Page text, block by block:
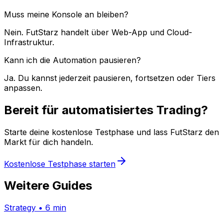
Muss meine Konsole an bleiben?
Nein. FutStarz handelt über Web-App und Cloud-
Infrastruktur.
Kann ich die Automation pausieren?
Ja. Du kannst jederzeit pausieren, fortsetzen oder Tiers
anpassen.
Bereit für automatisiertes Trading?
Starte deine kostenlose Testphase und lass FutStarz den
Markt für dich handeln.
Kostenlose Testphase starten
Weitere Guides
Strategy • 6 min